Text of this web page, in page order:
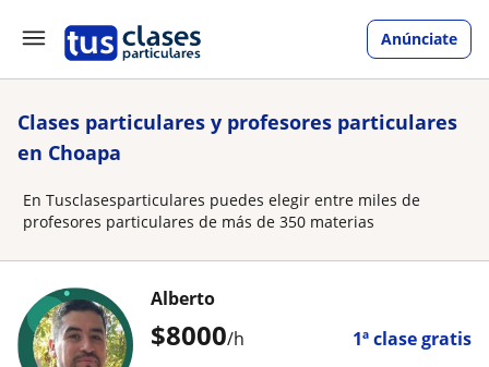
Anúnciate
Clases particulares y profesores particulares
en Choapa
En Tusclasesparticulares puedes elegir entre miles de
profesores particulares de más de 350 materias
$8000/h 1ª clase gratis
Alberto